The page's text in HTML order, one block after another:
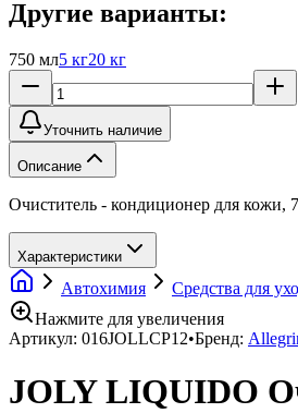
Другие варианты:
750 мл5 кг20 кг
Уточнить наличие
Описание
Очиститель - кондиционер для кожи,
Характеристики
Автохимия Средства для
Нажмите для увеличения
Артикул: 016JOLLCP12•Бренд:
JOLY LIQUIDO